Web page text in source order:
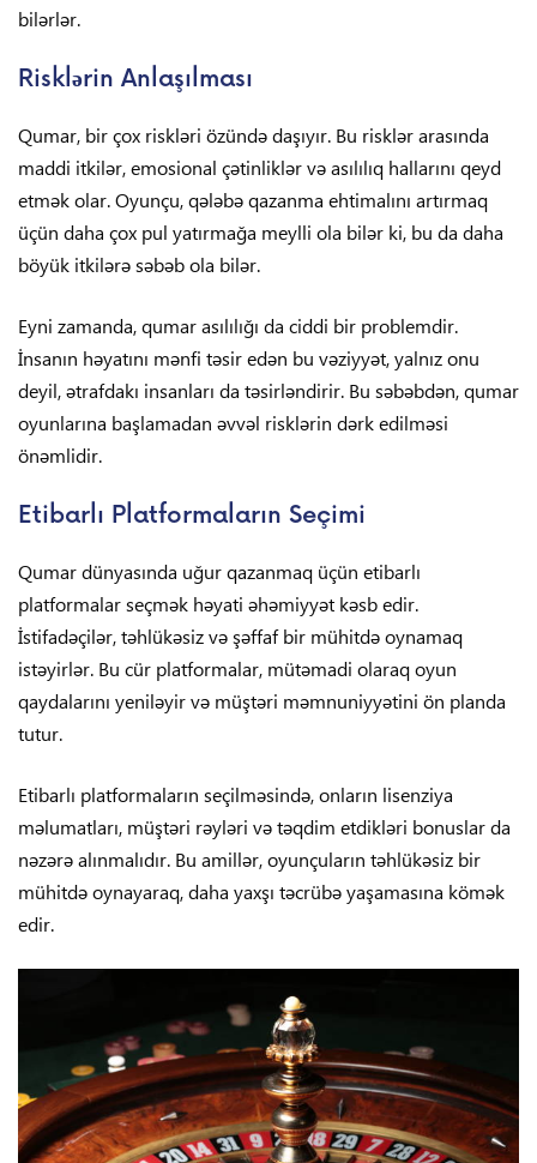
bilərlər.
Risklərin Anlaşılması
Qumar, bir çox riskləri özündə daşıyır. Bu risklər arasında
maddi itkilər, emosional çətinliklər və asılılıq hallarını qeyd
etmək olar. Oyunçu, qələbə qazanma ehtimalını artırmaq
üçün daha çox pul yatırmağa meylli ola bilər ki, bu da daha
böyük itkilərə səbəb ola bilər.
Eyni zamanda, qumar asılılığı da ciddi bir problemdir.
İnsanın həyatını mənfi təsir edən bu vəziyyət, yalnız onu
deyil, ətrafdakı insanları da təsirləndirir. Bu səbəbdən, qumar
oyunlarına başlamadan əvvəl risklərin dərk edilməsi
önəmlidir.
Etibarlı Platformaların Seçimi
Qumar dünyasında uğur qazanmaq üçün etibarlı
platformalar seçmək həyati əhəmiyyət kəsb edir.
İstifadəçilər, təhlükəsiz və şəffaf bir mühitdə oynamaq
istəyirlər. Bu cür platformalar, mütəmadi olaraq oyun
qaydalarını yeniləyir və müştəri məmnuniyyətini ön planda
tutur.
Etibarlı platformaların seçilməsində, onların lisenziya
məlumatları, müştəri rəyləri və təqdim etdikləri bonuslar da
nəzərə alınmalıdır. Bu amillər, oyunçuların təhlükəsiz bir
mühitdə oynayaraq, daha yaxşı təcrübə yaşamasına kömək
edir.